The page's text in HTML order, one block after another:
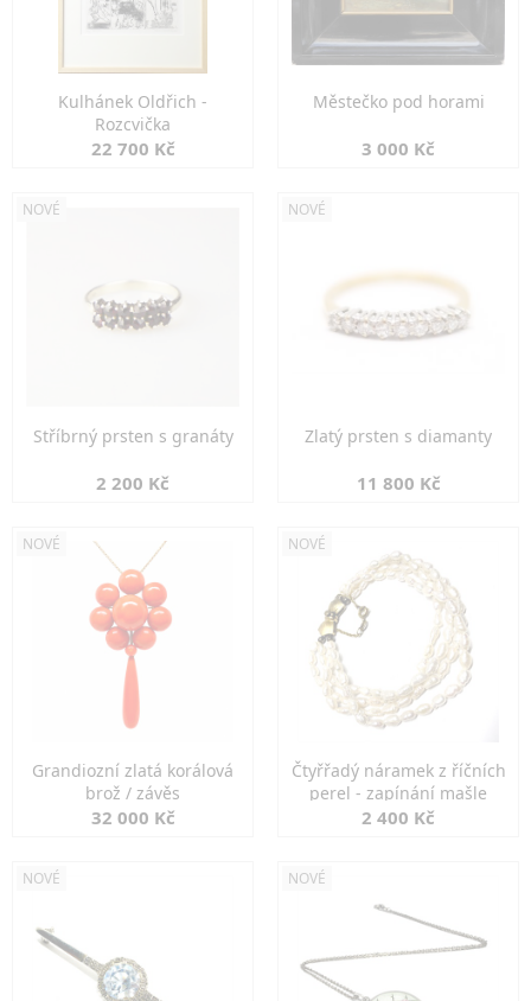
Kulhánek Oldřich -
Rozcvička
22 700 Kč
Městečko pod horami
3 000 Kč
NOVÉ
Stříbrný prsten s granáty
2 200 Kč
NOVÉ
Zlatý prsten s diamanty
11 800 Kč
NOVÉ
Grandiozní zlatá korálová
brož / závěs
32 000 Kč
NOVÉ
Čtyřřadý náramek z říčních
perel - zapínání mašle
2 400 Kč
NOVÉ NOVÉ